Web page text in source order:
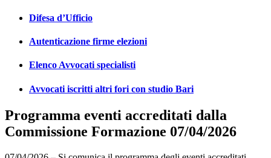
Difesa d’Ufficio
Autenticazione firme elezioni
Elenco Avvocati specialisti
Avvocati iscritti altri fori con studio Bari
Programma eventi accreditati dalla
Commissione Formazione 07/04/2026